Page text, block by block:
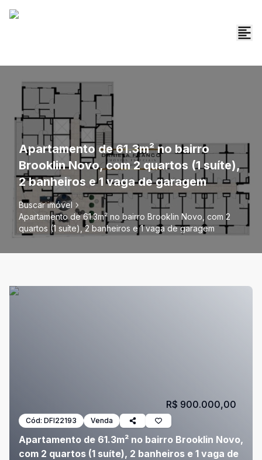
Apartamento de 61.3m² no bairro
Brooklin Novo, com 2 quartos (1 suíte),
2 banheiros e 1 vaga de garagem
Buscar imóvel
Apartamento de 61.3m² no bairro Brooklin Novo, com 2
quartos (1 suíte), 2 banheiros e 1 vaga de garagem
Cód: DFI22193 Venda
Apartamento de 61.3m² no bairro Brooklin Novo,
com 2 quartos (1 suíte), 2 banheiros e 1 vaga de
R$ 900.000,00